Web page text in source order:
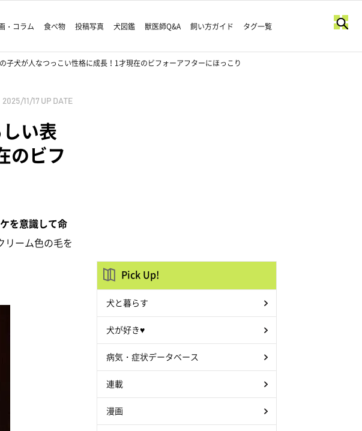
・コラム 食べ物 投稿写真 犬図鑑 獣医師Q&A 飼い方ガイド タグ一覧
子犬が人なつっこい性格に成長！1才現在のビフォーアフターにほっこり
2025/11/17 UP DATE
い表
のビフ
を意識して命
リーム色の毛を
Pick Up!
犬と暮らす
犬が好き♥
病気・症状データベース
連載
漫画